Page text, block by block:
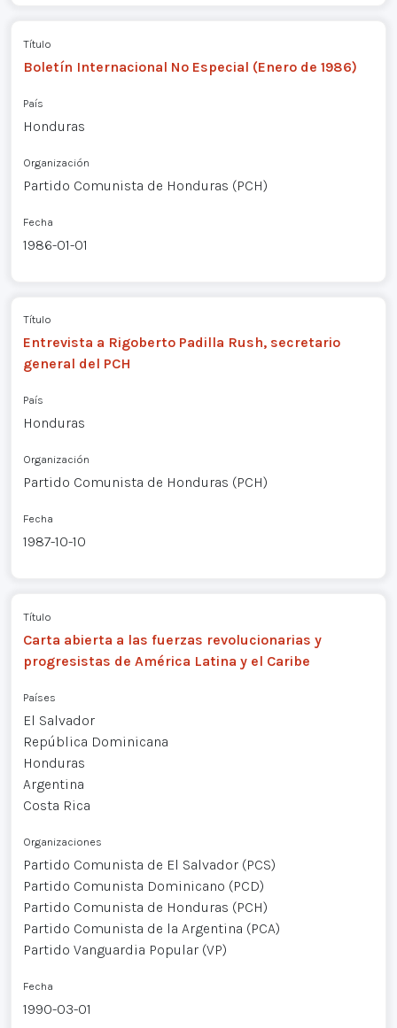
Título
Boletín Internacional Nº Especial (Enero de 1986)
País
Honduras
Organización
Partido Comunista de Honduras (PCH)
Fecha
1986-01-01
Título
Entrevista a Rigoberto Padilla Rush, secretario
general del PCH
País
Honduras
Organización
Partido Comunista de Honduras (PCH)
Fecha
1987-10-10
Título
Carta abierta a las fuerzas revolucionarias y
progresistas de América Latina y el Caribe
Países
El Salvador
República Dominicana
Honduras
Argentina
Costa Rica
Organizaciones
Partido Comunista de El Salvador (PCS)
Partido Comunista Dominicano (PCD)
Partido Comunista de Honduras (PCH)
Partido Comunista de la Argentina (PCA)
Partido Vanguardia Popular (VP)
Fecha
1990-03-01